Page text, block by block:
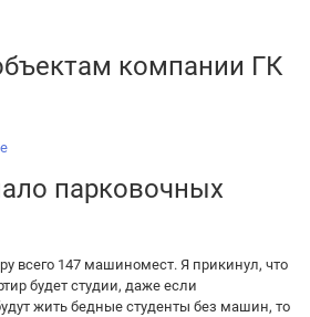
компании ГК
парковочных
всего 147 машиномест. Я прикинул, что
будет студии, даже если
жить бедные студенты без машин, то